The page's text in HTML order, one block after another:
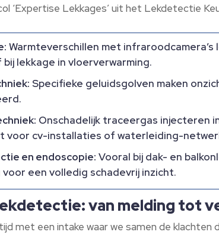
‘Expertise Lekkages’ uit het Lekdetectie
Warmteverschillen met
lekkage in vloerverwarming.
Specifieke geluidsgolven maken
Onschadelijk traceergas injecteren
voor cv-installaties of waterleiding-
en endoscopie: Vooral bij dak- en
voor een volledig schadevrij inzicht.
van melding tot
met een intake waar we samen de klachten